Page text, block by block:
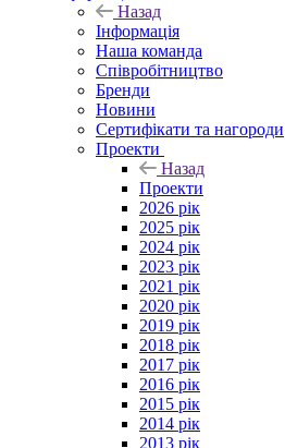
Назад
Інформація
Наша команда
Співробітництво
Бренди
Новини
Сертифікати та нагороди
Проекти
Назад
Проекти
2026 рік
2025 рік
2024 рік
2023 рік
2021 рік
2020 рік
2019 рік
2018 рік
2017 рік
2016 рік
2015 рік
2014 рік
2013 рік